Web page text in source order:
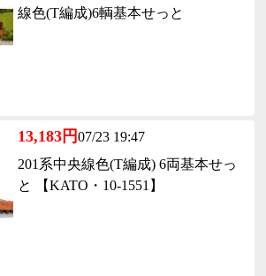
線色(T編成)6輌基本せっと
13,183円07/23 19:47
201系中央線色(T編成) 6両基本せっ
と 【KATO・10-1551】